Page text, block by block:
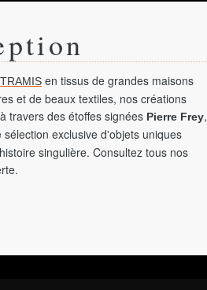
en tissus de grandes maisons
et de beaux textiles, nos créations
travers des étoffes signées Pierre Frey,
sélection exclusive d'objets uniques
singulière. Consultez tous nos